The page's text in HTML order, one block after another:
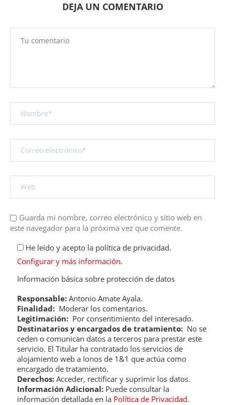
DEJA UN COMENTARIO
Guarda mi nombre, correo electrónico y sitio web en
este navegador para la próxima vez que comente.
He leído y acepto la política de privacidad.
Configurar y más información.
Información básica sobre protección de datos
Responsable: Antonio Amate Ayala.
Finalidad: Moderar los comentarios.
Legitimación: Por consentimiento del interesado.
Destinatarios y encargados de tratamiento: No se
ceden o comunican datos a terceros para prestar este
servicio. El Titular ha contratado los servicios de
alojamiento web a Ionos de 1&1 que actúa como
encargado de tratamiento.
Derechos: Acceder, rectificar y suprimir los datos.
Información Adicional: Puede consultar la
información detallada en la Política de Privacidad.